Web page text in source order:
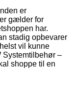
er
gælder for
har.
stadig opbevarer
vil kunne
Systemtilbehør –
shoppe til en